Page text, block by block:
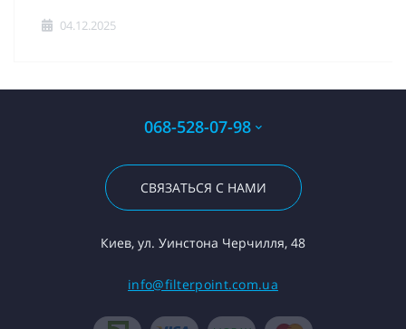
04.12.2025
068-528-07-98
СВЯЗАТЬСЯ С НАМИ
Киев, ул. Уинстона Черчилля, 48
info@filterpoint.com.ua